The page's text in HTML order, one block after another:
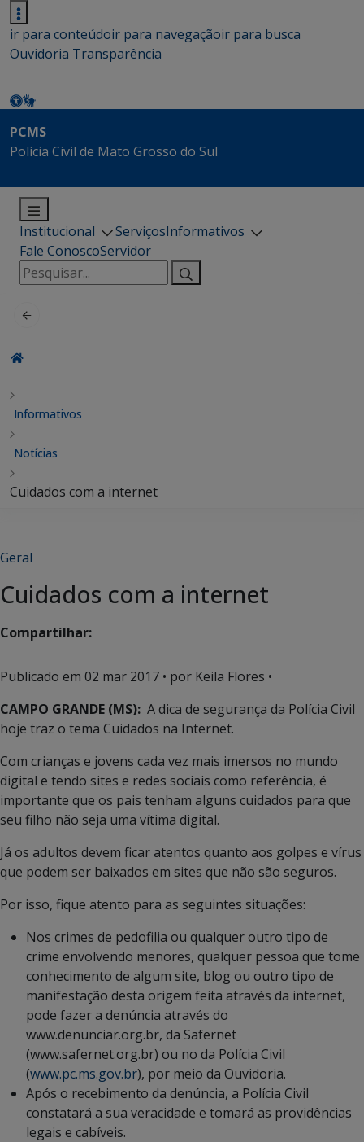
ir para conteúdoir para navegaçãoir para busca
Ouvidoria Transparência
PCMS
Polícia Civil de Mato Grosso do Sul
Institucional ServiçosInformativos
Fale ConoscoServidor
Pesquisar
por:
Informativos
Notícias
Cuidados com a internet
Geral
Cuidados com a internet
Compartilhar:
Publicado em 02 mar 2017 • por Keila Flores •
CAMPO GRANDE (MS): A dica de segurança da Polícia Civil
hoje traz o tema Cuidados na Internet.
Com crianças e jovens cada vez mais imersos no mundo
digital e tendo sites e redes sociais como referência, é
importante que os pais tenham alguns cuidados para que
seu filho não seja uma vítima digital.
Já os adultos devem ficar atentos quanto aos golpes e vírus
que podem ser baixados em sites que não são seguros.
Por isso, fique atento para as seguintes situações:
Nos crimes de pedofilia ou qualquer outro tipo de
crime envolvendo menores, qualquer pessoa que tome
conhecimento de algum site, blog ou outro tipo de
manifestação desta origem feita através da internet,
pode fazer a denúncia através do
www.denunciar.org.br, da Safernet
(www.safernet.org.br) ou no da Polícia Civil
(www.pc.ms.gov.br), por meio da Ouvidoria.
Após o recebimento da denúncia, a Polícia Civil
constatará a sua veracidade e tomará as providências
legais e cabíveis.